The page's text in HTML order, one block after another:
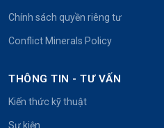
Chính sách quyền riêng tư
Conflict Minerals Policy
THÔNG TIN - TƯ VẤN
Kiến thức kỹ thuật
Sự kiện